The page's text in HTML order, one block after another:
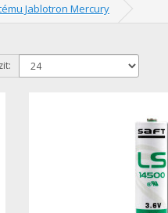
Jablotron Mercury